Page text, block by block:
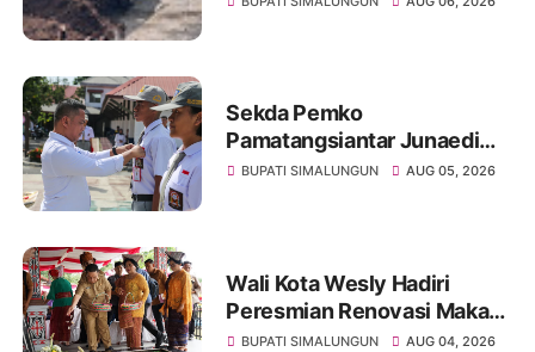
Sekda Pemko
Pamatangsiantar Junaedi
Pembina Upacara
BUPATI SIMALUNGUN AUG 05, 2026
Wali Kota Wesly Hadiri
Peresmian Renovasi Makam
dr. Djasamen Saragih, Ajak
BUPATI SIMALUNGUN AUG 04, 2026